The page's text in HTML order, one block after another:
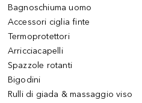
Bagnoschiuma uomo
Accessori ciglia finte
Termoprotettori
Arricciacapelli
Spazzole rotanti
Bigodini
Rulli di giada & massaggio viso